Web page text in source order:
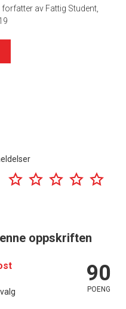
av Fattig Student,
oppskriften
90
POENG